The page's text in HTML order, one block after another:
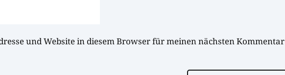
und Website in diesem Browser für meinen nächsten Kommentar